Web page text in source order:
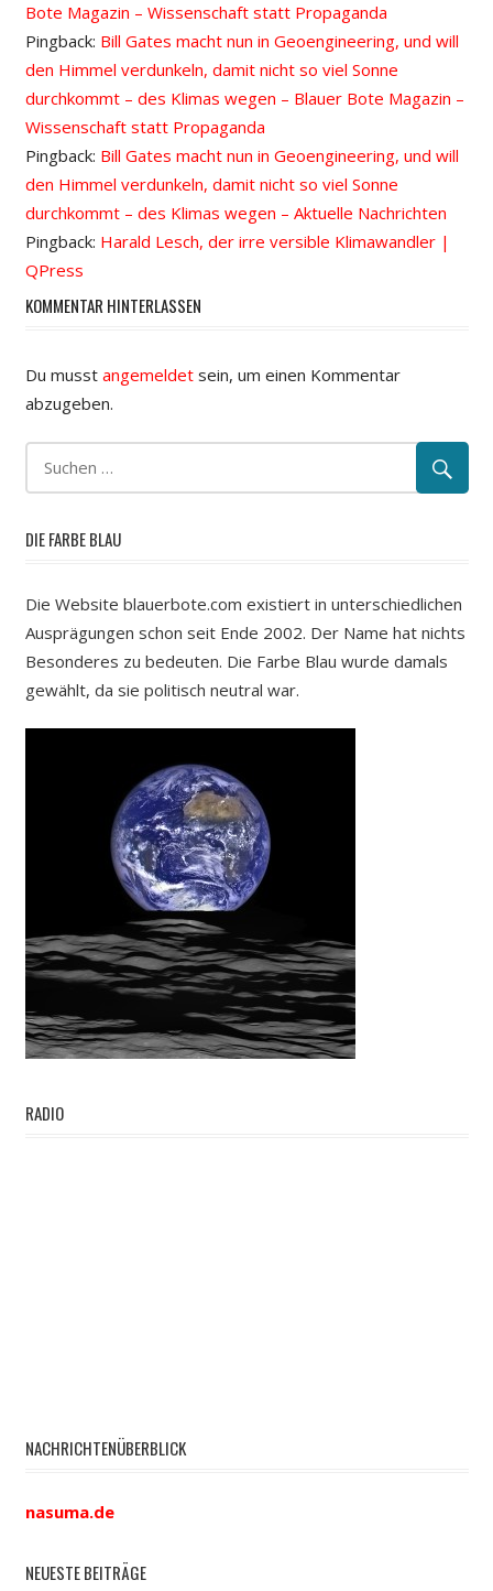
Bote Magazin – Wissenschaft statt Propaganda
Pingback: Bill Gates macht nun in Geoengineering, und will
den Himmel verdunkeln, damit nicht so viel Sonne
durchkommt – des Klimas wegen – Blauer Bote Magazin –
Wissenschaft statt Propaganda
Pingback: Bill Gates macht nun in Geoengineering, und will
den Himmel verdunkeln, damit nicht so viel Sonne
durchkommt – des Klimas wegen – Aktuelle Nachrichten
Pingback: Harald Lesch, der irre versible Klimawandler |
QPress
KOMMENTAR HINTERLASSEN
Du musst angemeldetsein, um einen Kommentar
abzugeben.
DIE FARBE BLAU
Die Website blauerbote.com existiert in unterschiedlichen
Ausprägungen schon seit Ende 2002. Der Name hat nichts
Besonderes zu bedeuten. Die Farbe Blau wurde damals
gewählt, da sie politisch neutral war.
RADIO
NACHRICHTENÜBERBLICK
nasuma.de
NEUESTE BEITRÄGE